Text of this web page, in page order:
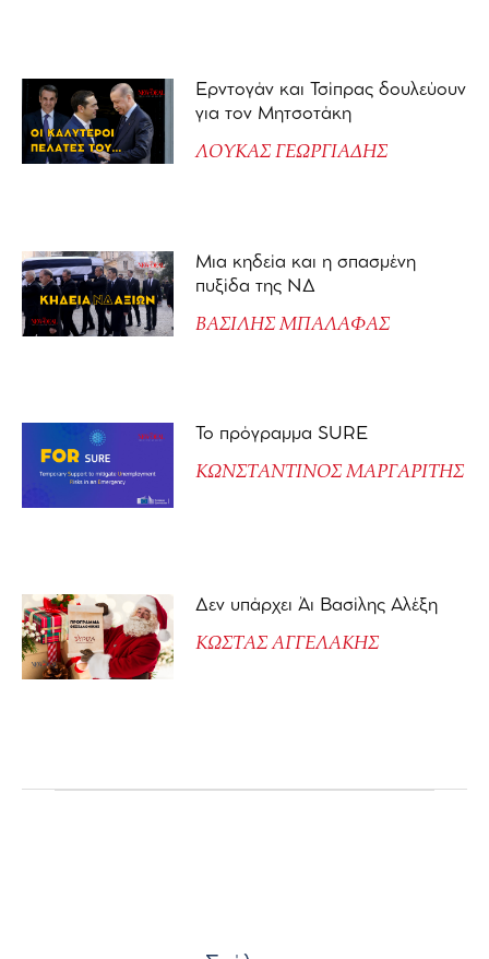
Ερντογάν και Τσίπρας δουλεύουν
για τον Μητσοτάκη
ΛΟΥΚΑΣ ΓΕΩΡΓΙΑΔΗΣ
Μια κηδεία και η σπασμένη
πυξίδα της ΝΔ
ΒΑΣΙΛΗΣ ΜΠΑΛΑΦΑΣ
Το πρόγραμμα SURE
ΚΩΝΣΤΑΝΤΙΝΟΣ ΜΑΡΓΑΡΙΤΗΣ
Δεν υπάρχει Άι Βασίλης Αλέξη
ΚΩΣΤΑΣ ΑΓΓΕΛΑΚΗΣ